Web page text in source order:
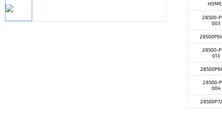
28500-
003
28500-
013
28500-
004